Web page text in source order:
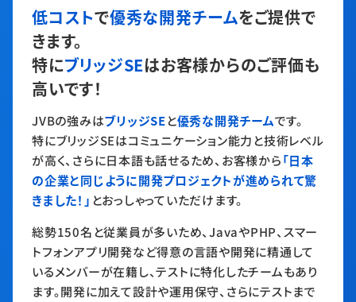
低コストで優秀な開発チームをご提供で
きます。
特にブリッジSEはお客様からのご評価も
高いです！
JVBの強みはブリッジSEと優秀な開発チームです。
特にブリッジSEはコミュニケーション能力と技術レベル
が高く、さらに日本語も話せるため、お客様から「日本
の企業と同じように開発プロジェクトが進められて驚
きました！」 とおっしゃっていただけます。
総勢150名と従業員が多いため、JavaやPHP、スマー
トフォンアプリ開発など得意の言語や開発に精通して
いるメンバーが在籍し、テストに特化したチームもあり
ます。開発に加えて設計や運用保守、さらにテストまで